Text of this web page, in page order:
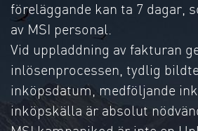
föreläggande kan ta 7 dagar,
av MSI personal.
Vid uppladdning av fakturan
inlösenprocessen, tydlig
inköpsdatum, medföljande
inköpskälla är absolut